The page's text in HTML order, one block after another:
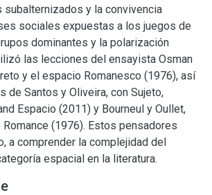
y la convivencia
sociales expuestas a los juegos de
dominantes y la polarización
las lecciones del ensayista Osman
y el espacio Romanesco (1976), así
de Santos y Oliveira, con Sujeto,
Espacio (2011) y Bourneul y Oullet,
(1976). Estos pensadores
a comprender la complejidad del
espacial en la literatura.